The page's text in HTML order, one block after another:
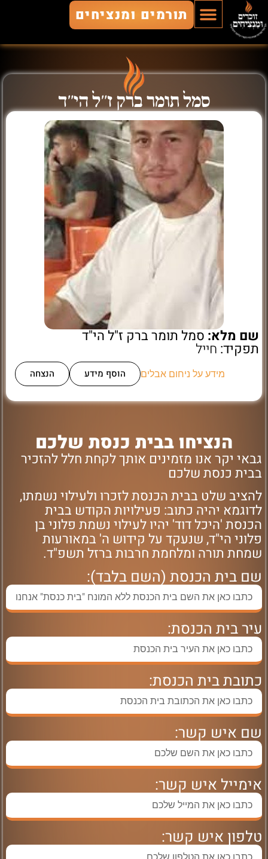
תורמים ומנציחים
סמל תומר ברק ז"ל הי"ד
שם מלא:סמל תומר ברק ז"ל הי"ד
תפקיד: חייל
מידע על ניחום אבלים הוסף מידע הנצחה
הנציחו בבית כנסת שלכם
גבאי יקר אנו מזמינים אותך לקחת חלל להזכיר
בבית כנסת שלכם
להציב שלט בבית הכנסת לזכרו ולעילוי נשמתו,
לדוגמא יהיה כתוב: פעילויות הקודש בבית
הכנסת 'היכל דוד' יהיו לעילוי נשמת פלוני בן
פלוני הי"ד, שנעקד על קידוש ה' במאורעות
שמחת תורה ומלחמת חרבות ברזל תשפ"ד.
שם בית הכנסת (השם בלבד):
עיר בית הכנסת:
כתובת בית הכנסת:
שם איש קשר:
אימייל איש קשר:
טלפון איש קשר: